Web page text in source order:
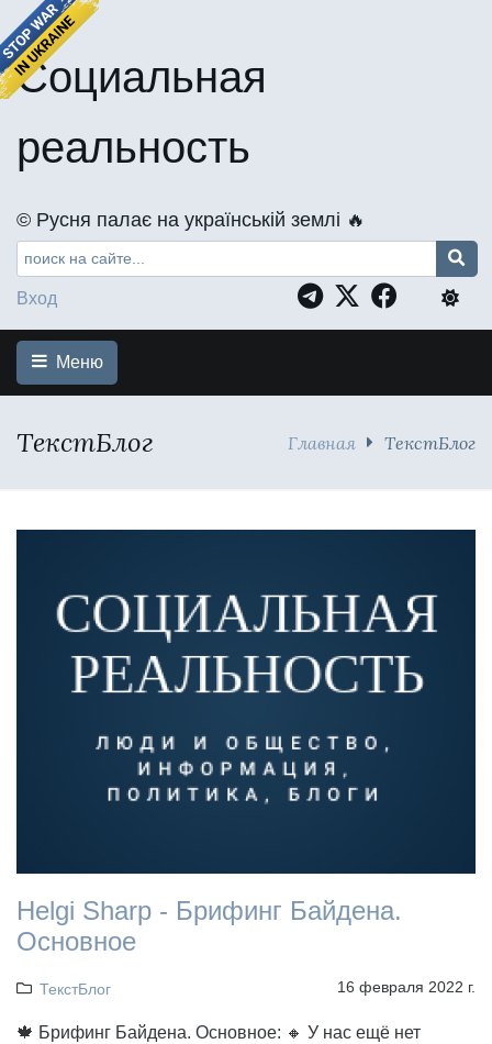
Социальная
реальность
©️ Русня палає на українській землі 🔥
Вход
Меню
ТекстБлог Главная ТекстБлог
Helgi Sharp - Брифинг Байдена.
Основное
ТекстБлог 16 февраля 2022 г.
🍁 Брифинг Байдена. Основное: 🔸 У нас ещё нет